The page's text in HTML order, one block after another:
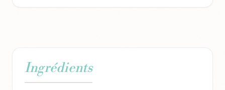
Ingrédients